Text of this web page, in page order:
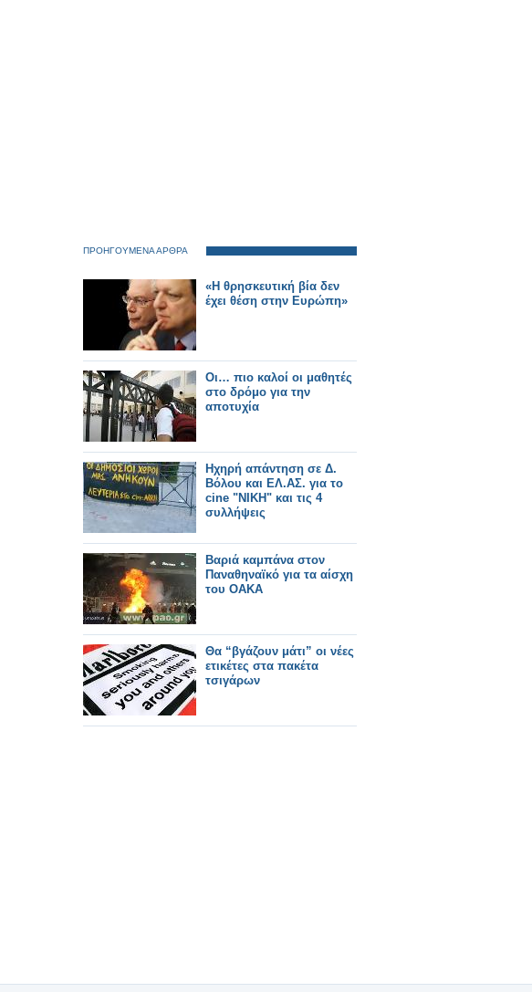
ΠΡΟΗΓΟΥΜΕΝΑ ΑΡΘΡΑ
«Η θρησκευτική βία δεν
έχει θέση στην Ευρώπη»
Οι… πιο καλοί οι μαθητές
στο δρόμο για την
αποτυχία
Ηχηρή απάντηση σε Δ.
Βόλου και ΕΛ.ΑΣ. για το
cine "NIKH" και τις 4
συλλήψεις
Βαριά καμπάνα στον
Παναθηναϊκό για τα αίσχη
του ΟΑΚΑ
Θα “βγάζουν μάτι” οι νέες
ετικέτες στα πακέτα
τσιγάρων